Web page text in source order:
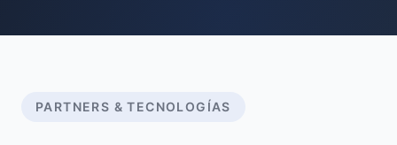
PARTNERS & TECNOLOGÍAS